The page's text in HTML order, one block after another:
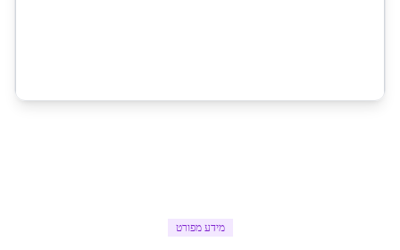
מידע מפורט